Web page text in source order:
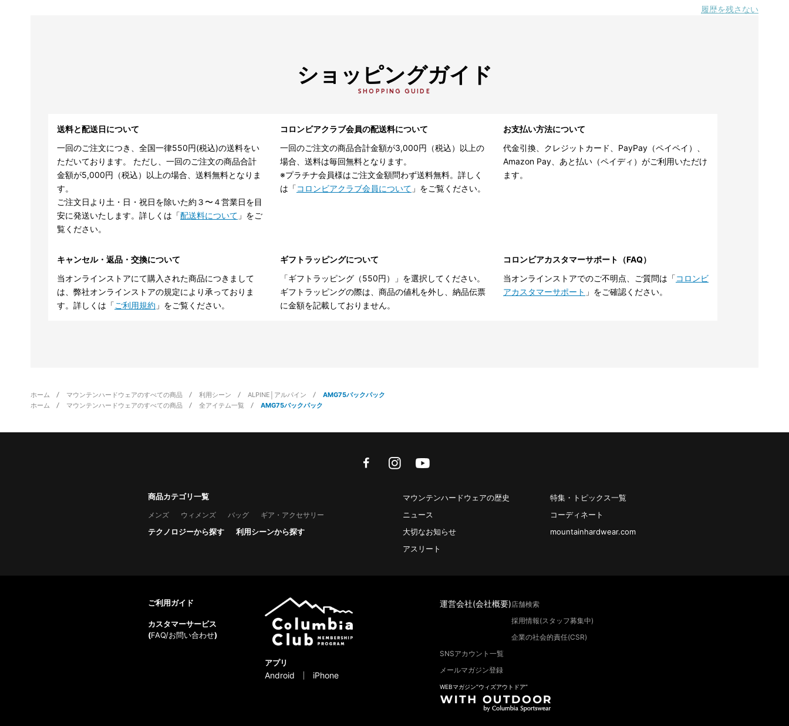
履歴を残さない
ショッピングガイド
SHOPPING GUIDE
送料と配送日について
一回のご注文につき、全国一律550円(税込)の送料をい
ただいております。 ただし、一回のご注文の商品合計
金額が5,000円（税込）以上の場合、送料無料となりま
す。
ご注文日より土・日・祝日を除いた約３〜４営業日を目
安に発送いたします。詳しくは「配送料について 」をご
覧ください。
コロンビアクラブ会員の配送料について
一回のご注文の商品合計金額が3,000円（税込）以上の
場合、送料は毎回無料となります。
※プラチナ会員様はご注文金額問わず送料無料。詳しく
は「コロンビアクラブ会員について 」をご覧ください。
お支払い方法について
代金引換、クレジットカード、PayPay（ペイペイ）、
Amazon Pay、あと払い（ペイディ）がご利用いただけ
ます。
キャンセル・返品・交換について
当オンラインストアにて購入された商品につきまして
は、弊社オンラインストアの規定により承っておりま
す。詳しくは「ご利用規約 」をご覧ください。
ギフトラッピングについて
「ギフトラッピング（550円）」を選択してください。
ギフトラッピングの際は、商品の値札を外し、納品伝票
に金額を記載しておりません。
コロンビアカスタマーサポート（FAQ）
当オンラインストアでのご不明点、ご質問は「コロンビ
アカスタマーサポート 」をご確認ください。
ホーム マウンテンハードウェアのすべての商品 利用シーン ALPINE│アルパイン
AMG75バックパック
ホーム
マウンテンハードウェアのすべての商品 全アイテム一覧 AMG75バックパック
facebookinstagram
商品カテゴリ一覧
メンズ ウィメンズ バッグ ギア・アクセサリー
テクノロジーから探す 利用シーンから探す
マウンテンハードウェアの歴史
ニュース
大切なお知らせ
アスリート
特集・トピックス一覧
コーディネート
mountainhardwear.com
ご利用ガイド
カスタマーサービス
(FAQ/お問い合わせ)
アプリ
Android iPhone
運営会社(会社概要)店舗検索
採用情報(スタッフ募集中)
企業の社会的責任(CSR)
SNSアカウント一覧
メールマガジン登録
WEBマガジン“ウィズアウトドア”